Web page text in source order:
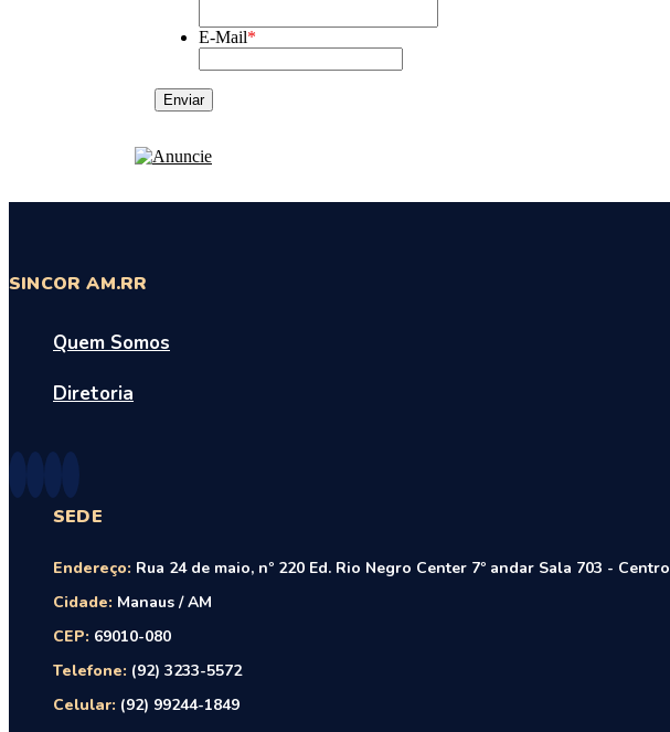
E-Mail*
SINCOR AM.RR
Quem Somos
Diretoria
SEDE
Endereço: Rua 24 de maio, nº 220 Ed. Rio Negro Center 7º andar Sala 703 - Centro
Cidade: Manaus / AM
CEP: 69010-080
Telefone: (92) 3233-5572
Celular: (92) 99244-1849